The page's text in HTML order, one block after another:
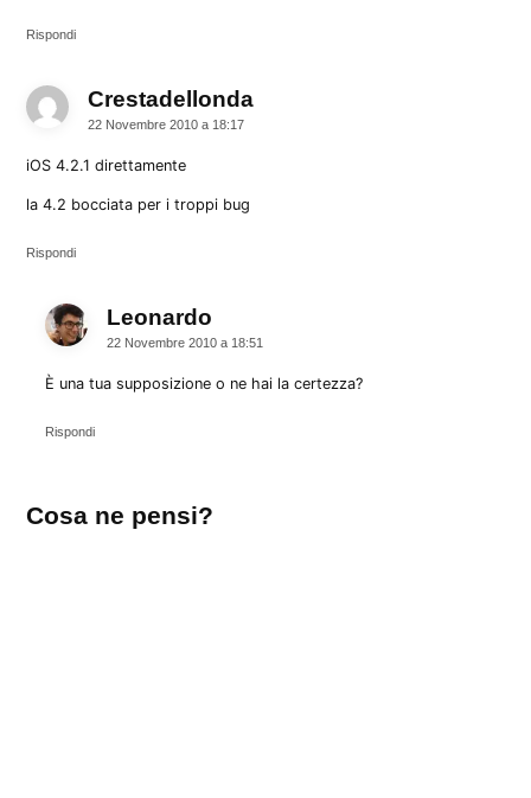
Rispondi
Crestadellonda
22 Novembre 2010 a 18:17
iOS 4.2.1 direttamente
la 4.2 bocciata per i troppi bug
Rispondi
Leonardo
22 Novembre 2010 a 18:51
È una tua supposizione o ne hai la certezza?
Rispondi
un
Cosa ne pensi?